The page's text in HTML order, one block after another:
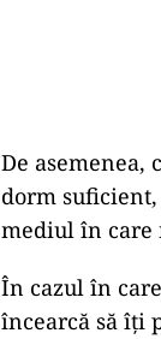
De asemenea,
dorm suficient,
mediul în care
În cazul în
încearcă să îți